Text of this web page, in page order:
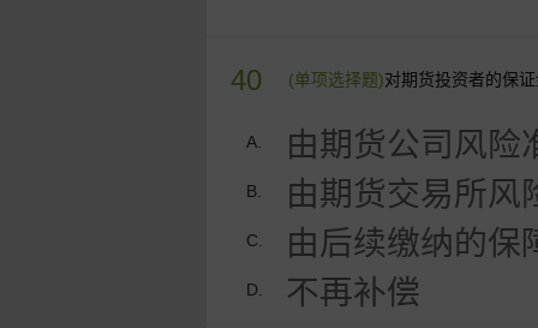
40 (单项选择题)对期货投资者的保
A. 由期货公司风险
B. 由期货交易所风
C. 由后续缴纳的保
D. 不再补偿